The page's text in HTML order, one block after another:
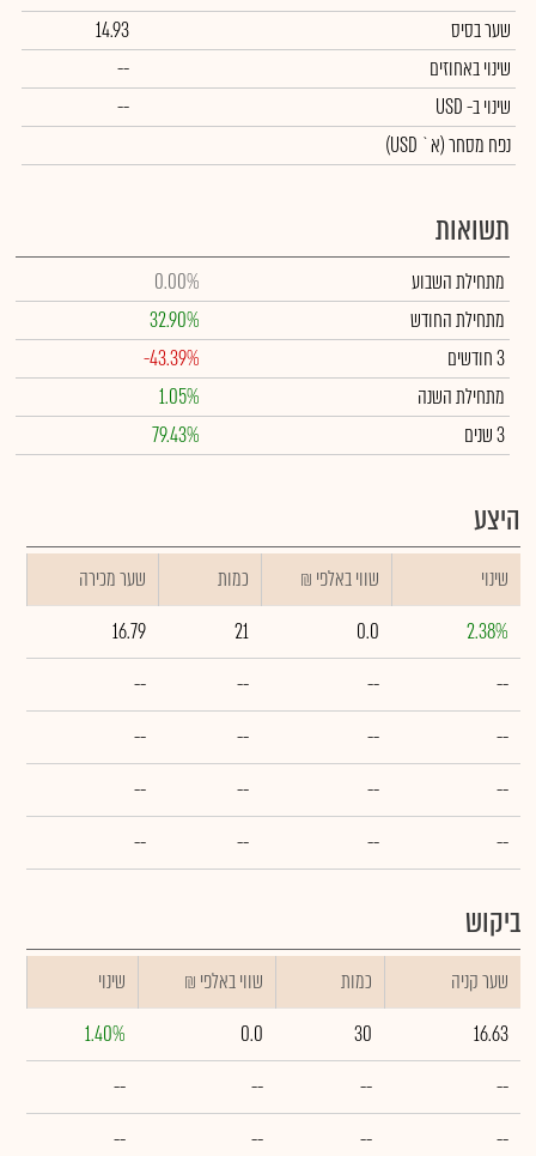
שער בסיס
14.93
שינוי באחוזים
--
שינויב- USD
--
נפח מסחר(א` USD)
תשואות
מתחילת השבוע
0.00%
מתחילת החודש
32.90%
3 חודשים
-43.39%
מתחילת השנה
1.05%
3 שנים
79.43%
היצע
שינוי ₪ שווי באלפי כמות
שער מכירה
2.38%
0.0
21
16.79
--
--
--
--
--
--
--
--
--
--
--
--
--
--
--
--
ביקוש
שער קניה כמות ₪ שווי באלפי
שינוי
16.63
30
0.0
1.40%
--
--
--
--
--
--
--
--